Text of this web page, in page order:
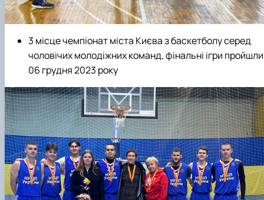
3 місце чемпіонат міста Києва з баскетболу серед
чоловічих молодіжних команд, фінальні ігри пройшли
06 грудня 2023 року